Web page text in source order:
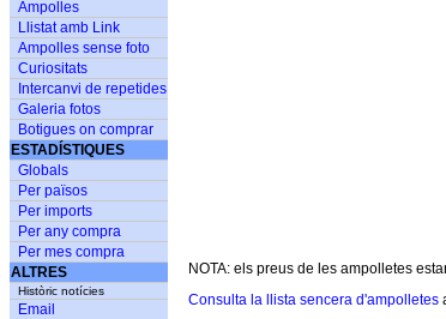
Ampolles
Llistat amb Link
Ampolles sense foto
Curiositats
Intercanvi de repetides
Galeria fotos
Botigues on comprar
ESTADÍSTIQUES
Globals
Per països
Per imports
Per any compra
Per mes compra
ALTRES
Històric notícies
Email
NOTA: els preus de les ampolletes
Consulta la llista sencera d'ampolletes